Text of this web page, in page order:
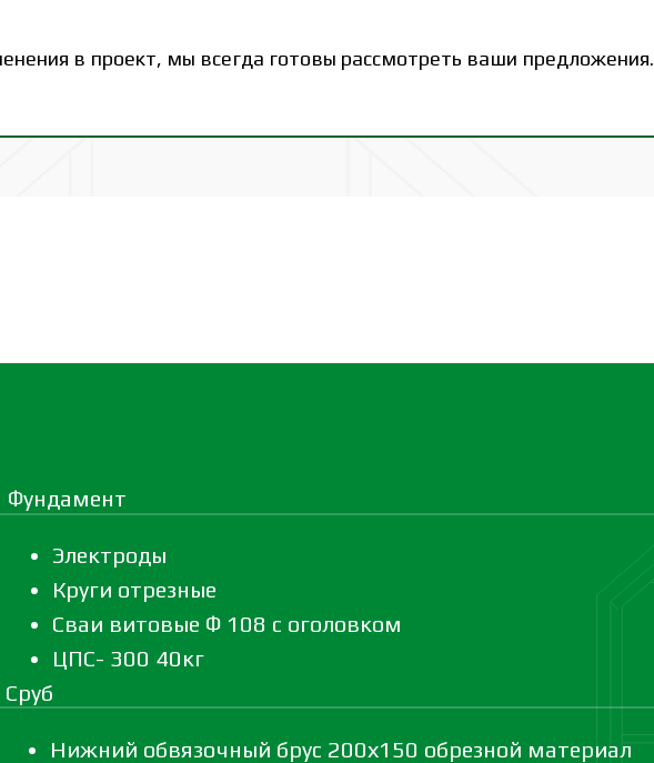
в проект, мы всегда готовы рассмотреть ваши предложения.
Фундамент
Электроды
Круги отрезные
Сваи витовые Ф 108 с оголовком
ЦПС- 300 40кг
Сруб
Нижний обвязочный брус 200х150 обрезной материал